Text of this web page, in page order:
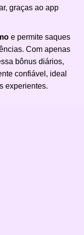
graças ao app
e permite saques
Com apenas
bônus diários,
confiável, ideal
experientes.